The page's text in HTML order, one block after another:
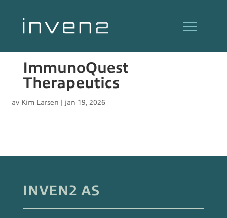
ImmunoQuest
Therapeutics
av Kim Larsen jan 19, 2026
INVEN2 AS